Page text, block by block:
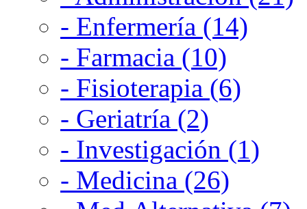
- Enfermería (14)
- Farmacia (10)
- Fisioterapia (6)
- Geriatría (2)
- Investigación (1)
- Medicina (26)